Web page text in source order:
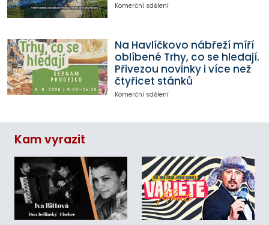
Komerční sdělení
Na Havlíčkovo nábřeží míří
oblíbené Trhy, co se hledají.
Přivezou novinky i více než
čtyřicet stánků
Komerční sdělení
Kam vyrazit